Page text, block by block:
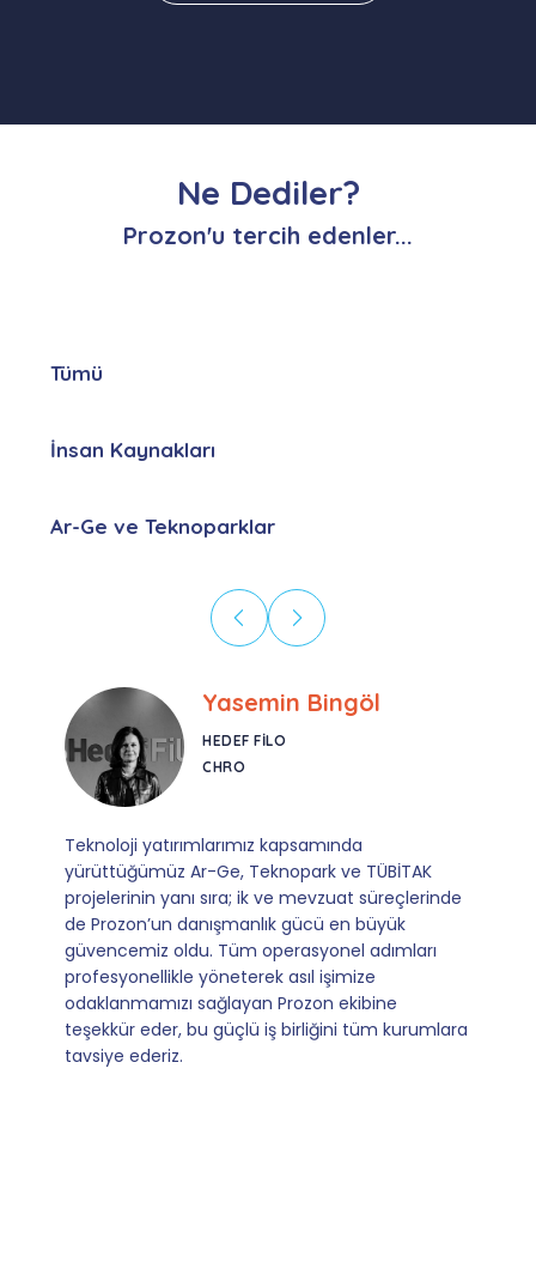
Ne Dediler?
Prozon'u tercih edenler...
Tümü
İnsan Kaynakları
Ar-Ge ve Teknoparklar
Ebru Kural
CORESYS
SATIŞ YÖNETICISI
Mevzuata uyum, başvuru ve izleme adımlarında
sağladıkları kusursuz yönlendirme sayesinde artık
operasyonlarımızı sıfır kaygı ve tam güvenle
yürütüyoruz. İş birliğimizi bizim için asıl değerli
kılan ise; ihtiyaç duyduğumuz her an ulaşılabilir
olmaları ve sorularımıza aldığımız hızlı geri
dönüşler.